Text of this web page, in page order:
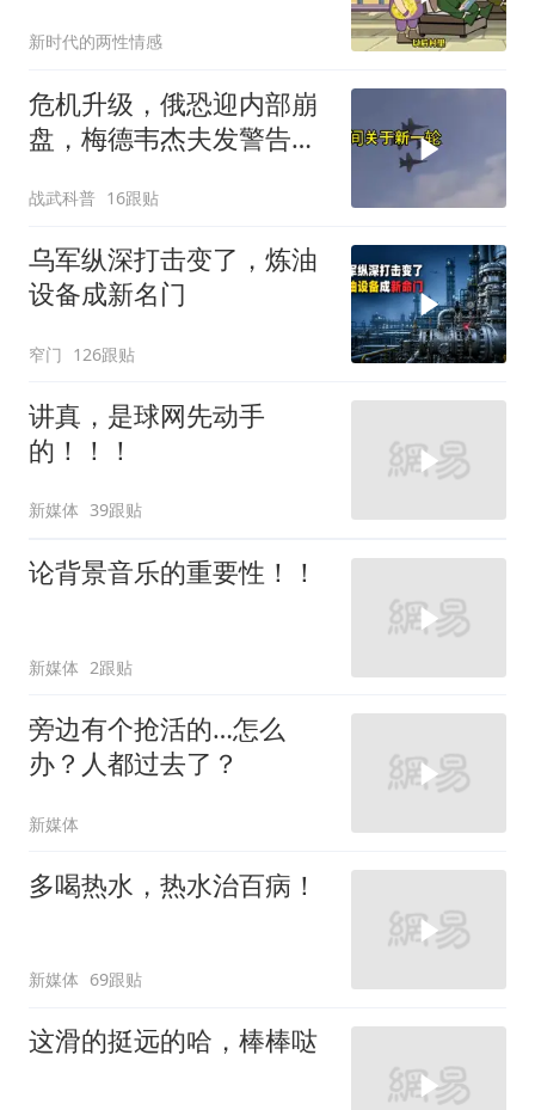
新时代的两性情感
危机升级，俄恐迎内部崩
盘，梅德韦杰夫发警告，
战武科普 16跟贴
乌军纵深打击变了，炼油
设备成新名门
窄门 126跟贴
讲真，是球网先动手
的！！！
新媒体 39跟贴
论背景音乐的重要性！！
新媒体 2跟贴
旁边有个抢活的…怎么
办？人都过去了？
新媒体
多喝热水，热水治百病！
新媒体 69跟贴
这滑的挺远的哈，棒棒哒